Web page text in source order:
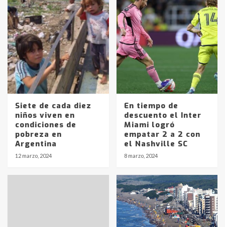
Siete de cada diez
niños viven en
condiciones de
pobreza en
Argentina
12 marzo, 2024
En tiempo de
descuento el Inter
Miami logró
empatar 2 a 2 con
el Nashville SC
8 marzo, 2024